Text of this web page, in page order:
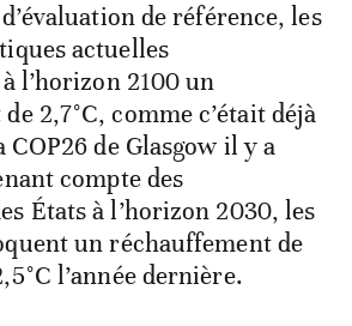
de référence, les
actuelles
l’horizon 2100 un
2,7°C, comme c’était déjà
COP26 de Glasgow il y a
compte des
États à l’horizon 2030, les
un réchauffement de
l’année dernière.